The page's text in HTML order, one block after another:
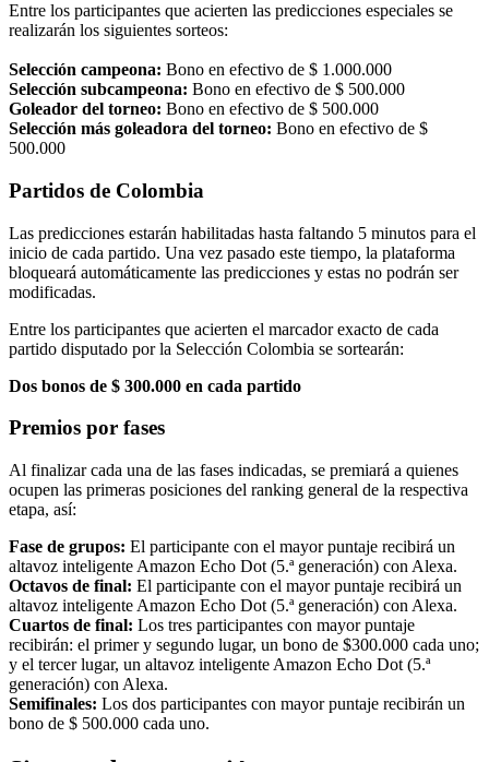
Entre los participantes que acierten las predicciones especiales se
realizarán los siguientes sorteos:
Selección campeona: Bono en efectivo de $ 1.000.000
Selección subcampeona: Bono en efectivo de $ 500.000
Goleador del torneo: Bono en efectivo de $ 500.000
Selección más goleadora del torneo: Bono en efectivo de $
500.000
Partidos de Colombia
Las predicciones estarán habilitadas hasta faltando 5 minutos para el
inicio de cada partido. Una vez pasado este tiempo, la plataforma
bloqueará automáticamente las predicciones y estas no podrán ser
modificadas.
Entre los participantes que acierten el marcador exacto de cada
partido disputado por la Selección Colombia se sortearán:
Dos bonos de $ 300.000 en cada partido
Premios por fases
Al finalizar cada una de las fases indicadas, se premiará a quienes
ocupen las primeras posiciones del ranking general de la respectiva
etapa, así:
Fase de grupos: El participante con el mayor puntaje recibirá un
altavoz inteligente Amazon Echo Dot (5.ª generación) con Alexa.
Octavos de final: El participante con el mayor puntaje recibirá un
altavoz inteligente Amazon Echo Dot (5.ª generación) con Alexa.
Cuartos de final: Los tres participantes con mayor puntaje
recibirán: el primer y segundo lugar, un bono de $300.000 cada uno;
y el tercer lugar, un altavoz inteligente Amazon Echo Dot (5.ª
generación) con Alexa.
Semifinales: Los dos participantes con mayor puntaje recibirán un
bono de $ 500.000 cada uno.